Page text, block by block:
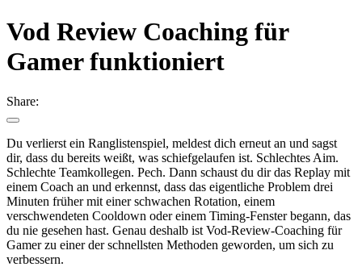
Vod Review Coaching für
Gamer funktioniert
Share:
Du verlierst ein Ranglistenspiel, meldest dich erneut an und sagst
dir, dass du bereits weißt, was schiefgelaufen ist. Schlechtes Aim.
Schlechte Teamkollegen. Pech. Dann schaust du dir das Replay mit
einem Coach an und erkennst, dass das eigentliche Problem drei
Minuten früher mit einer schwachen Rotation, einem
verschwendeten Cooldown oder einem Timing-Fenster begann, das
du nie gesehen hast. Genau deshalb ist Vod-Review-Coaching für
Gamer zu einer der schnellsten Methoden geworden, um sich zu
verbessern.